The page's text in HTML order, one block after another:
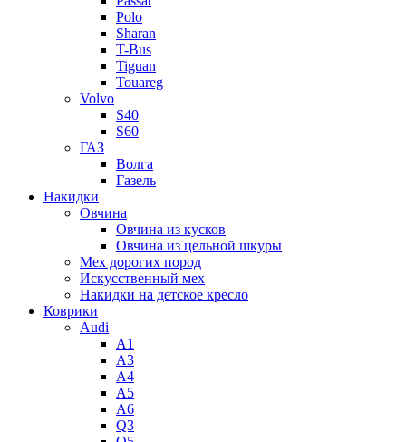
Polo
Sharan
T-Bus
Tiguan
Touareg
Volvo
S40
S60
ГАЗ
Волга
Газель
Накидки
Овчина
Овчина из кусков
Овчина из цельной шкуры
Мех дорогих пород
Искусственный мех
Накидки на детское кресло
Коврики
Audi
A1
A3
A4
A5
A6
Q3